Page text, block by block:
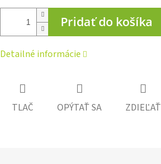
Pridať do košíka
Detailné informácie
TLAČ OPÝTAŤ SA ZDIEĽAŤ